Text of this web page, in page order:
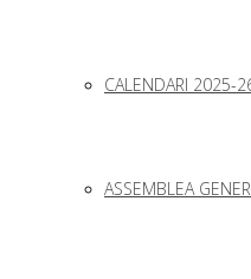
CALENDARI 2025-
ASSEMBLEA